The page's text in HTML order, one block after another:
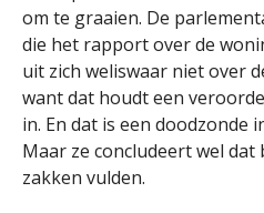
om te graaien. De
die het rapport over de
uit zich weliswaar niet over
want dat houdt een
in. En dat is een doodzonde
Maar ze concludeert wel
zakken vulden.